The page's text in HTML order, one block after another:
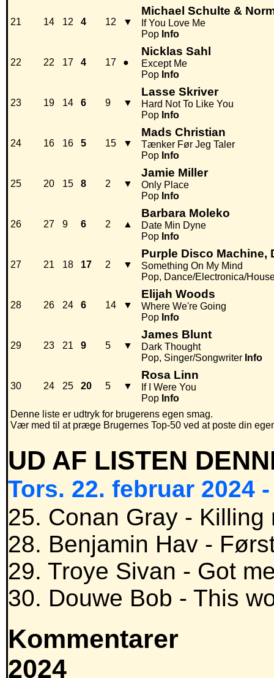
21 14 12 4 12 ▼
Michael Schulte &
If You Love Me
Pop Info
22 22 17 4 17 ●
Nicklas Sahl
Except Me
Pop Info
23 19 14 6 9 ▼
Lasse Skriver
Hard Not To Like You
Pop Info
24 16 16 5 15 ▼
Mads Christian
Tænker Før Jeg Taler
Pop Info
25 20 15 8 2 ▼
Jamie Miller
Only Place
Pop Info
26 27 9 6 2 ▲
Barbara Moleko
Date Min Dyne
Pop Info
27 21 18 17 2 ▼
Purple Disco Machine,
Something On My Mind
Pop, Dance/Electronica/
28 26 24 6 14 ▼
Elijah Woods
Where We're Going
Pop Info
29 23 21 9 5 ▼
James Blunt
Dark Thought
Pop, Singer/Songwriter Info
30 24 25 20 5 ▼
Rosa Linn
If I Were You
Pop Info
Denne liste er udtryk for brugerens egen smag.
Vær med til at præge Brugernes Top-50 ved at poste din
UD AF LISTEN
Tors. 22. februar 2024
25. Conan Gray - Killing
28. Benjamin Hav -
29. Troye Sivan - Got
30. Douwe Bob - This
Kommentarer
2024